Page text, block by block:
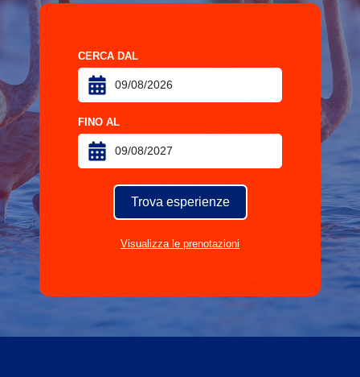
CERCA DAL
FINO AL
Trova esperienze
Visualizza le prenotazioni